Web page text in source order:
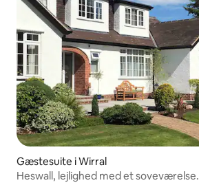
Gæstesuite i Wirral
Heswall, lejlighed med et soveværelse.